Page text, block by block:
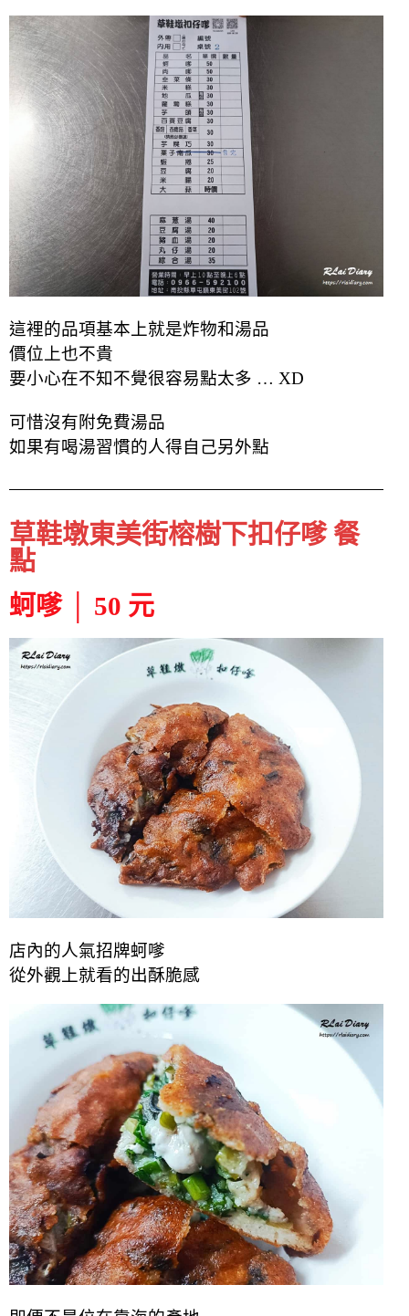
這裡的品項基本上就是炸物和湯品
價位上也不貴
要小心在不知不覺很容易點太多 … XD
可惜沒有附免費湯品
如果有喝湯習慣的人得自己另外點
草鞋墩東美街榕樹下扣仔嗲 餐
點
蚵嗲 │ 50 元
店內的人氣招牌蚵嗲
從外觀上就看的出酥脆感